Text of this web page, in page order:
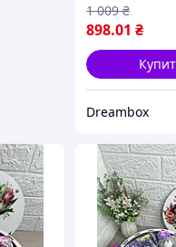
898.01 ₴
1 009 ₴
Dreambox